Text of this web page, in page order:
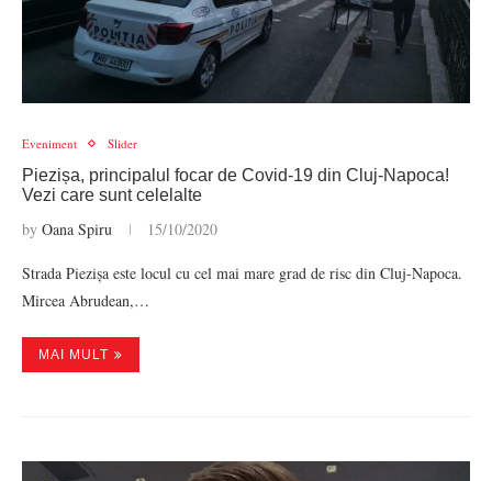
Eveniment Slider
Piezișa, principalul focar de Covid-19 din Cluj-Napoca!
Vezi care sunt celelalte
by Oana Spiru 15/10/2020
Strada Piezișa este locul cu cel mai mare grad de risc din Cluj-Napoca.
Mircea Abrudean,…
MAI MULT